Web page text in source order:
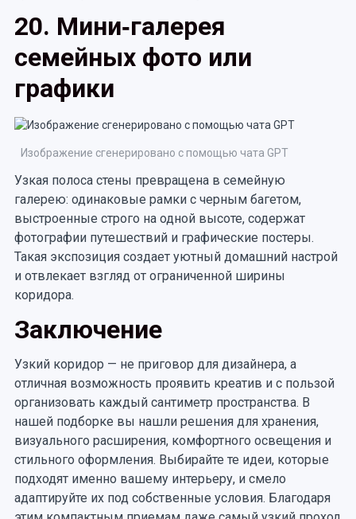
20. Мини‑галерея
семейных фото или
графики
Изображение сгенерировано с помощью чата GPT
Узкая полоса стены превращена в семейную
галерею: одинаковые рамки с черным багетом,
выстроенные строго на одной высоте, содержат
фотографии путешествий и графические постеры.
Такая экспозиция создает уютный домашний настрой
и отвлекает взгляд от ограниченной ширины
коридора.
Заключение
Узкий коридор — не приговор для дизайнера, а
отличная возможность проявить креатив и с пользой
организовать каждый сантиметр пространства. В
нашей подборке вы нашли решения для хранения,
визуального расширения, комфортного освещения и
стильного оформления. Выбирайте те идеи, которые
подходят именно вашему интерьеру, и смело
адаптируйте их под собственные условия. Благодаря